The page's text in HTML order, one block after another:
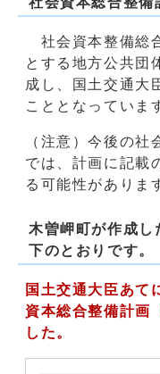
社会資本整備総
とする地方公共団
成し、国土交通大
こととなっていま
（注意）今後の
では、計画に記載
る可能性がありま
木曽岬町が作成し
下のとおりです。
国土交通大臣あて
資本総合整備計画
した。